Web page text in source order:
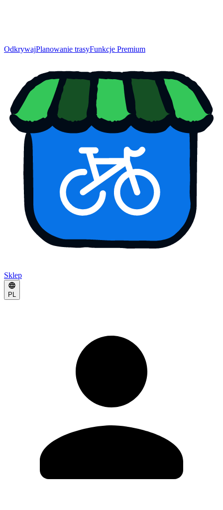
OdkrywajPlanowanie trasyFunkcje Premium
Sklep
PL